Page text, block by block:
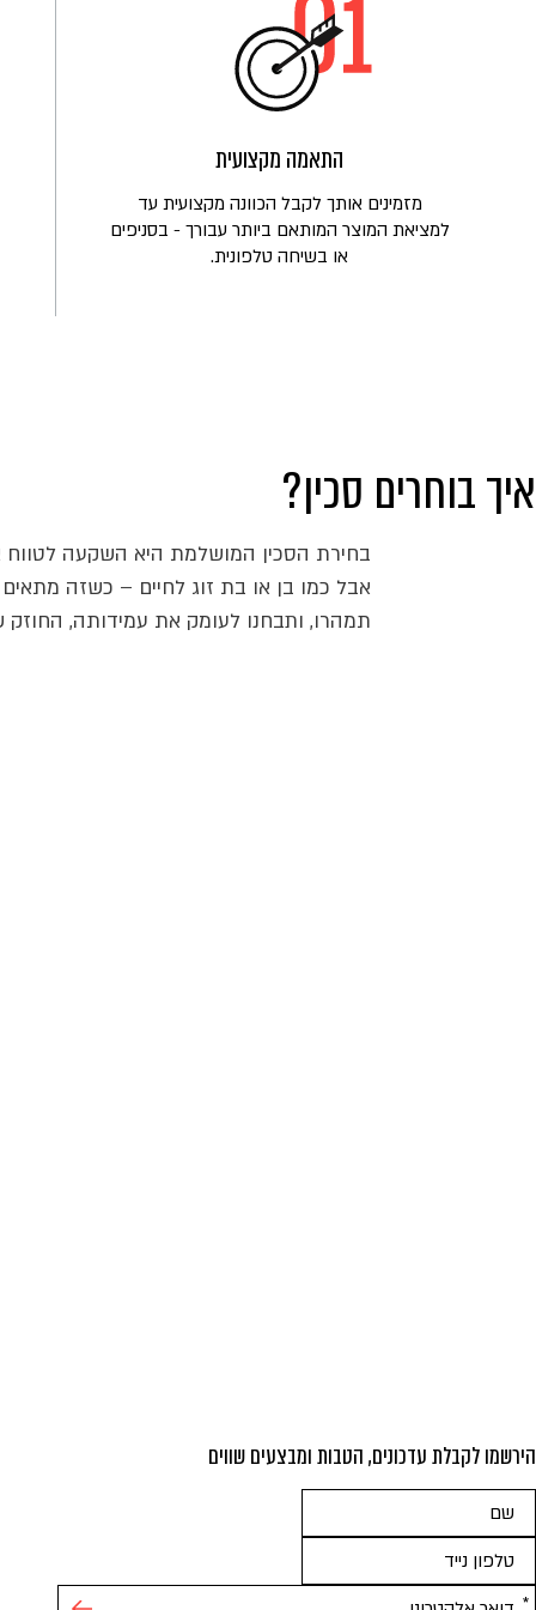
התאמה מקצועית
מזמינים אותך לקבל הכוונה מקצועית עד
למציאת המוצר המותאם ביותר עבורך - בסניפים
או בשיחה טלפונית.
איך בוחרים סכין?
בחירת הסכין המושלמת היא השקעה לטווח
אבל כמו בן או בת זוג לחיים – כשזה
תמהרו, ותבחנו לעומק את עמידותה, החוזק
הירשמו לקבלת עדכונים, הטבות ומבצעים שווים
אנא
מלאו
את